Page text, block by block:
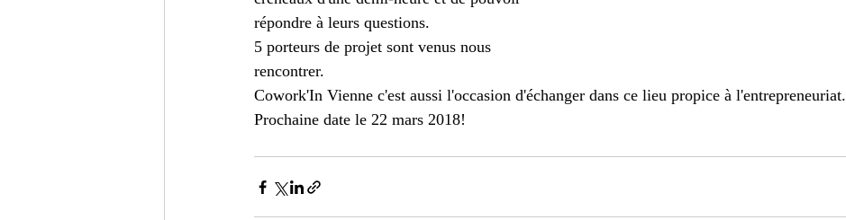
répondre à leurs questions.
5 porteurs de projet sont venus nous
rencontrer.
Cowork'In Vienne c'est aussi l'occasion d'échanger dans ce lieu propice à l'entrepreneuriat.
Prochaine date le 22 mars 2018!